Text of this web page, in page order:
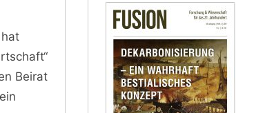
Beirat